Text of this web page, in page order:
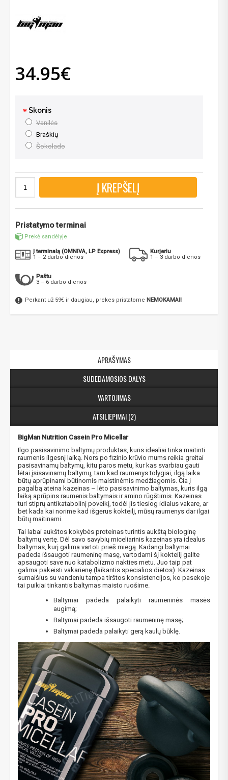
34.95€
Skonis
Vanilės
Braškių
Šokolado
Į KREPŠELĮ
Pristatymo terminai
Prekė sandėlyje
Į terminalą (OMNIVA, LP Express)
1 – 2 darbo dienos
Kurjeriu
1 – 3 darbo dienos
Paštu
3 – 6 darbo dienos
Perkant už 59€ ir daugiau, prekes pristatome NEMOKAMAI!
APRAŠYMAS
SUDEDAMOSIOS DALYS
VARTOJIMAS
ATSILIEPIMAI (2)
BigMan Nutrition Casein Pro Micellar
Ilgo pasisavinimo baltymų produktas, kuris idealiai tinka maitinti
raumenis ilgesnį laiką. Nors po fizinio krūvio mums reikia greitai
pasisavinamų baltymų, kitu paros metu, kur kas svarbiau gauti
lėtai įsisavinamų baltymų, tam kad raumenys tolygiai, ilgą laika
būtų aprūpinami būtinomis maistinėmis medžiagomis. Čia į
pagalbą ateina kazeinas – lėto pasisavinimo baltymas, kuris ilgą
laiką aprūpins raumenis baltymais ir amino rūgštimis. Kazeinas
turi stiprų antikatabolinį poveikį, todėl jis tiesiog idialus vakare, ar
bet kada kai norime kad išgėrus kokteilį, mūsų raumenys dar ilgai
būtų maitinami.
Tai labai aukštos kokybės proteinas turintis aukštą biologinę
baltymų vertę. Dėl savo savybių miceliarinis kazeinas yra idealus
baltymas, kurį galima vartoti prieš miegą. Kadangi baltymai
padeda išsaugoti raumeninę masę, vartodami šį kokteilį galite
apsaugoti save nuo katabolizmo nakties metu. Juo taip pat
galima pakeisti vakarienę (laikantis specialios dietos). Kazeinas
sumaišius su vandeniu tampa tirštos konsistencijos, ko pasekoje
tai puikiai tinkantis baltymas maisto ruošime.
Baltymai padeda palaikyti raumeninės masės
augimą;
Baltymai padeda išsaugoti raumeninę masę;
Baltymai padeda palaikyti gerą kaulų būklę.